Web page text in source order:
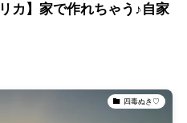
カ】家で作れちゃう♪自家
四毒ぬき♡